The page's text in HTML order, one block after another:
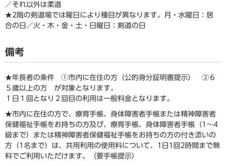
／それ以外は柔道
★2階の剣道場では曜日により種目が異なります。月・水曜日：居
合の日／火・木・金・土・日曜日：剣道の日
備考
★年長者の条件 ①市内に在住の方（公的身分証明書提示） ②６
５歳以上の方 が対象となります。
１日１回となり２回目の利用は一般料金となります。
★市内に在住の方で、療育手帳、身体障害者手帳または精神障害者
保健福祉手帳をお持ちの方及び、療育手帳、身体障害者手帳（1〜4
級まで）または精神障害者保健福祉手帳をお持ちの方の付き添いの
方（1名まで）は、共用利用の使用料について、1日1回2時間まで無
料でご利用いただけます。（要手帳提示）